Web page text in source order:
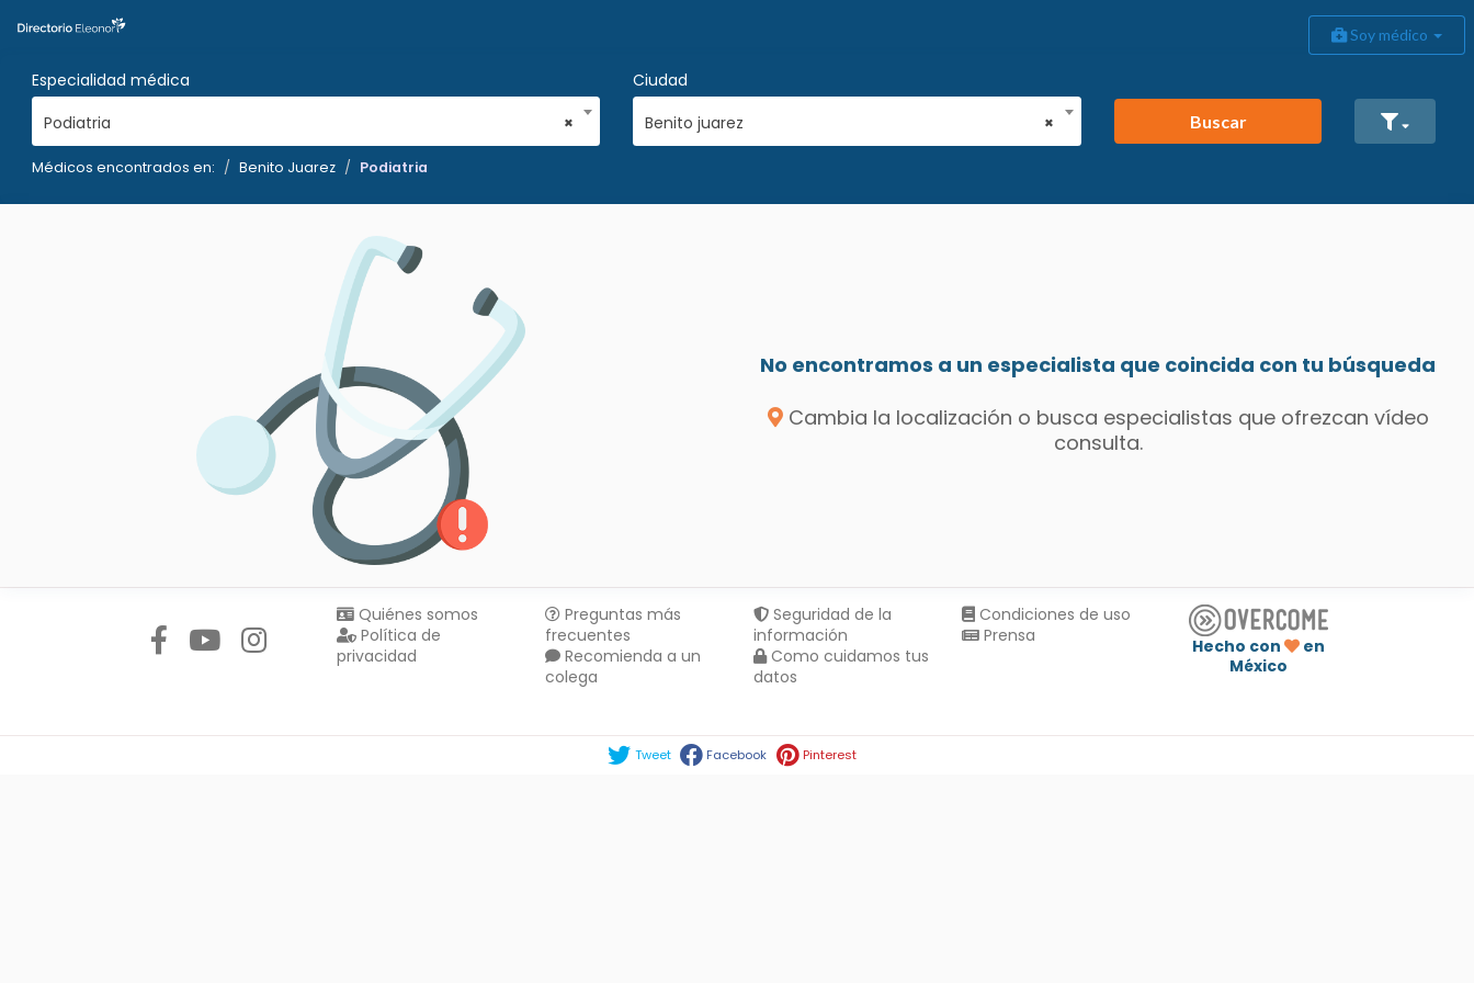
Soy médico
Especialidad médica
×
Podiatria
Ciudad
×
Benito juarez Buscar
Médicos encontrados en: Benito Juarez Podiatria
No encontramos a un especialista que coincida con tu búsqueda
Cambia la localización o busca especialistas que ofrezcan vídeo
consulta.
Quiénes somos
Política de
privacidad
Preguntas más
frecuentes
Recomienda a un
colega
Seguridad de la
información
Como cuidamos tus
datos
Condiciones de uso
Prensa
Hecho con
en
México
Tweet Facebook Pinterest